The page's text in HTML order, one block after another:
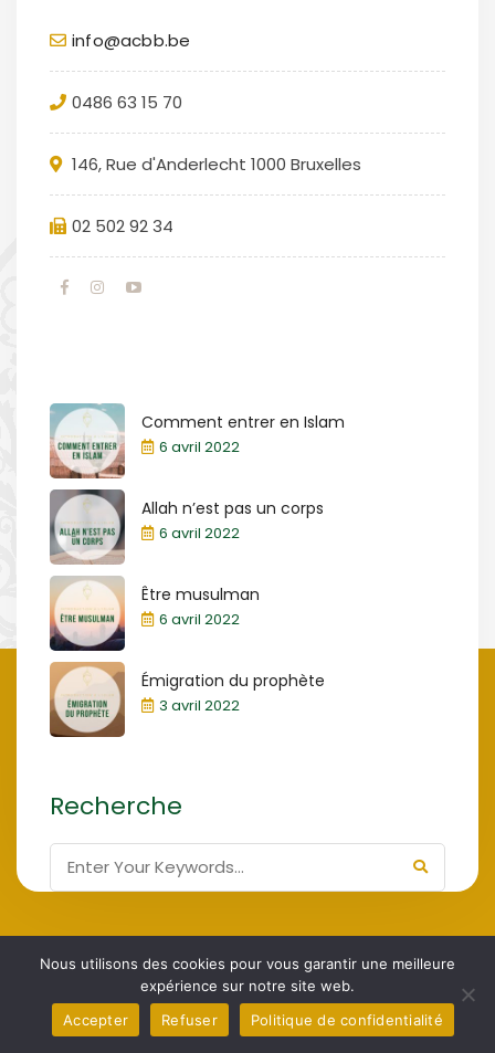
info@acbb.be
0486 63 15 70
146, Rue d'Anderlecht 1000 Bruxelles
02 502 92 34
Comment entrer en Islam
6 avril 2022
Allah n’est pas un corps
6 avril 2022
Être musulman
6 avril 2022
Émigration du prophète
3 avril 2022
Recherche
Association Culturelle de Bienfaisance de
Bruxelles
Nous utilisons des cookies pour vous garantir une meilleure
expérience sur notre site web.
Accepter
Refuser Politique de confidentialité